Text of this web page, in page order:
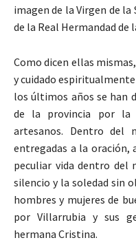
imagen de la Virgen de
de la Real Hermandad de
Como dicen ellas
y cuidado
los últimos años se han
de la provincia por la
artesanos. Dentro del
entregadas a la oración,
peculiar vida dentro del
silencio y la soledad sin
hombres y mujeres de
por Villarrubia y sus
hermana Cristina.